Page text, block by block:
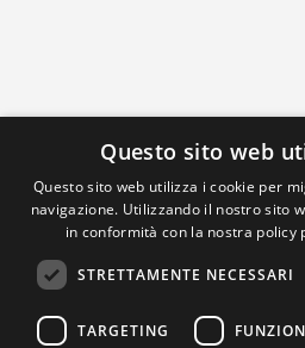
Questo sito web
Questo sito web utilizza i cookie per
navigazione. Utilizzando il nostro sito
in conformità con la nostra policy
STRETTAMENTE NECESSARI
TARGETING